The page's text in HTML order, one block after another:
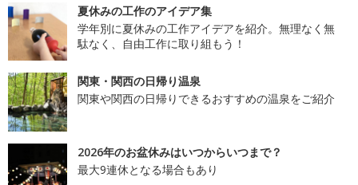
夏休みの工作のアイデア集
学年別に夏休みの工作アイデアを紹介。無理なく無
駄なく、自由工作に取り組もう！
関東・関西の日帰り温泉
関東や関西の日帰りできるおすすめの温泉をご紹介
2026年のお盆休みはいつからいつまで？
最大9連休となる場合もあり